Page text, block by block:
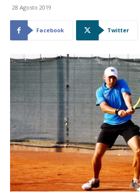
28 Agosto 2019
Facebook Twitter